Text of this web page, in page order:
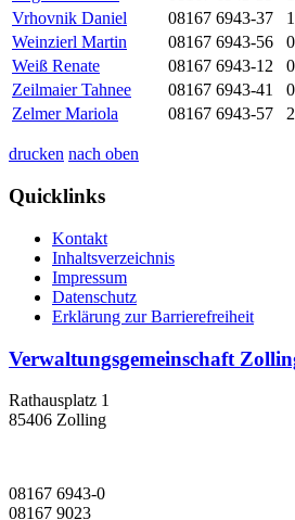
Vrhovnik Daniel
08167 6943-37
Weinzierl Martin
08167 6943-56
Weiß Renate
08167 6943-12
Zeilmaier Tahnee
08167 6943-41
Zelmer Mariola
08167 6943-57
drucken nach oben
Quicklinks
Kontakt
Inhaltsverzeichnis
Impressum
Datenschutz
Erklärung zur Barrierefreiheit
Verwaltungsgemeinschaft
Rathausplatz 1
85406 Zolling
08167 6943-0
08167 9023